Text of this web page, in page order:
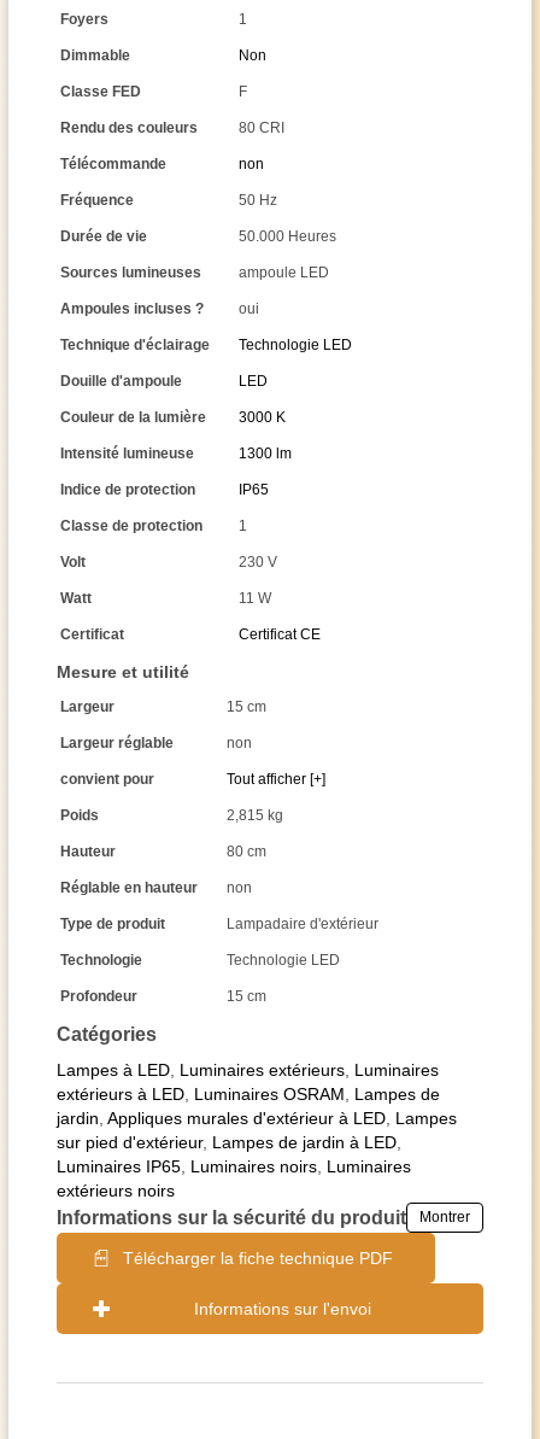
Catégories
Lampes à LED Luminaires extérieurs Luminaires
extérieurs à LED Luminaires OSRAM
Lampes de
jardin Appliques murales d'extérieur à LED Lampes
sur pied d'extérieur, Lampes de jardin à LED
Luminaires IP65 Luminaires noirs Luminaires
extérieurs noirs
Informations sur la sécurité du produit Montrer
Télécharger la fiche technique PDF
Informations sur l'envoi
Foyers 1
Dimmable Non
Classe FED F
Rendu des couleurs 80 CRI
Télécommande non
Fréquence 50 Hz
Durée de vie 50.000 Heures
Sources lumineuses ampoule LED
Ampoules incluses ? oui
Technique d'éclairage Technologie LED
Douille d'ampoule LED
Couleur de la lumière 3000 K
Intensité lumineuse 1300 lm
Indice de protection IP65
Classe de protection 1
Volt 230 V
Watt 11 W
Certificat Certificat CE
Mesure et utilité
Largeur 15 cm
Largeur réglable non
convient pour Tout afficher [+]
Poids 2,815 kg
Hauteur 80 cm
Réglable en hauteur non
Type de produit Lampadaire d'extérieur
Technologie Technologie LED
Profondeur 15 cm